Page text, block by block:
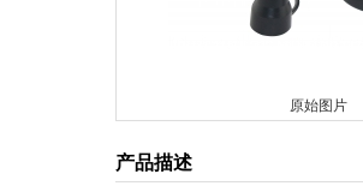
原始图片
产品描述